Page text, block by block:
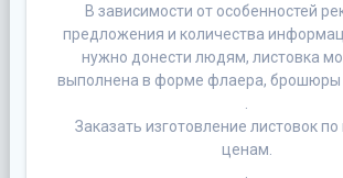
В зависимости от особенностей
предложения и количества
нужно донести людям, листовка
выполнена в форме флаера, брошюры
Заказать изготовление листовок
ценам.